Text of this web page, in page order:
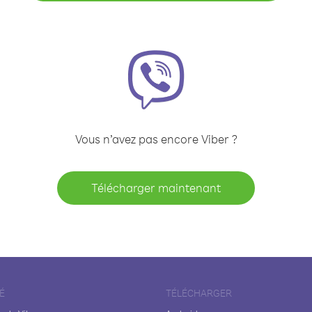
Vous n’avez pas encore Viber ?
Télécharger maintenant
TÉLÉCHARGER